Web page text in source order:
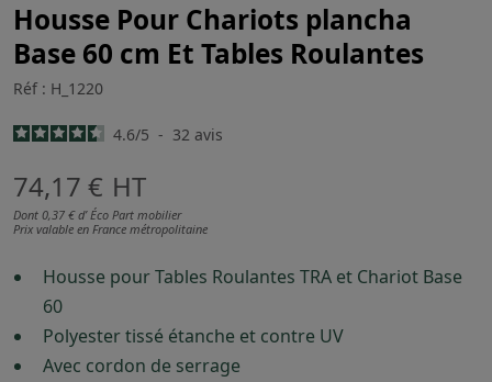
Housse Pour Chariots plancha
Base 60 cm Et Tables Roulantes
Réf : H_1220
4.6/5 - 32 avis
74,17 € HT
Dont 0,37 € d’ Éco Part mobilier
Prix valable en France métropolitaine
Housse pour Tables Roulantes TRA et Chariot Base
60
Polyester tissé étanche et contre UV
Avec cordon de serrage